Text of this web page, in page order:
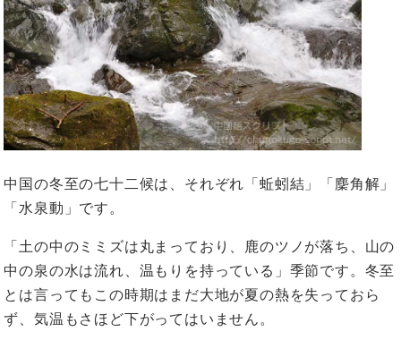
中国の冬至の七十二候は、それぞれ「蚯蚓結」「麇角解」
「水泉動」です。
「土の中のミミズは丸まっており、鹿のツノが落ち、山の
中の泉の水は流れ、温もりを持っている」季節です。冬至
とは言ってもこの時期はまだ大地が夏の熱を失っておら
ず、気温もさほど下がってはいません。